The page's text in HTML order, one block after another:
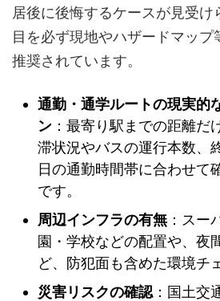
居後に後悔するケースが見受
目を必ず現地やハザードマッ
推奨されています。
通勤・通学ルートの現実的
ン ：最寄り駅までの距離だ
滞状況やバスの運行本数、
日の通勤時間帯に合わせて
です。
周辺インフラの有無 ：スー
園・学校などの配置や、夜
ど、防犯面も含めた環境チ
災害リスクの確認：国土交